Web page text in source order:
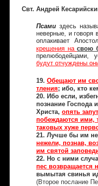
Свт. Андрей
Псамиздесь
неверные, и говоря
оплакивает
крещения насвою
прелюбодейцами,
будут отчуждены
19. Обещают им
тления; ибо, кто
20. Ибо если,
познание Господа
Христа, опять
побеждаются ими,
таковых хуже
21. Лучше бы им не
нежели, познав,
им святой
22. Но с ними
песвозвращается
вымытая свинья
(Второе послание